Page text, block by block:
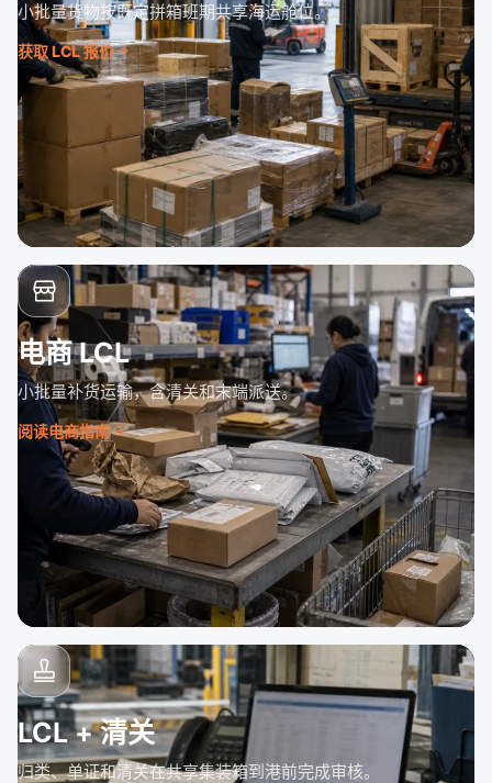
小批量货物按既定拼箱班期共享海运舱位。
获取 LCL 报价
电商 LCL
小批量补货运输，含清关和末端派送。
阅读电商指南
LCL + 清关
归类、单证和清关在共享集装箱到港前完成审核。